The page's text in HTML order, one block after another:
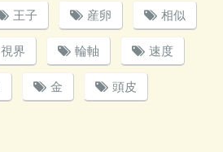
王子 産卵 相似
視界 輪軸 速度
金 頭皮